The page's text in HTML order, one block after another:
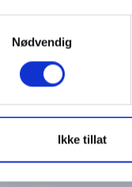
Nødvendig
Ikke tillat
godt
unge
Barn